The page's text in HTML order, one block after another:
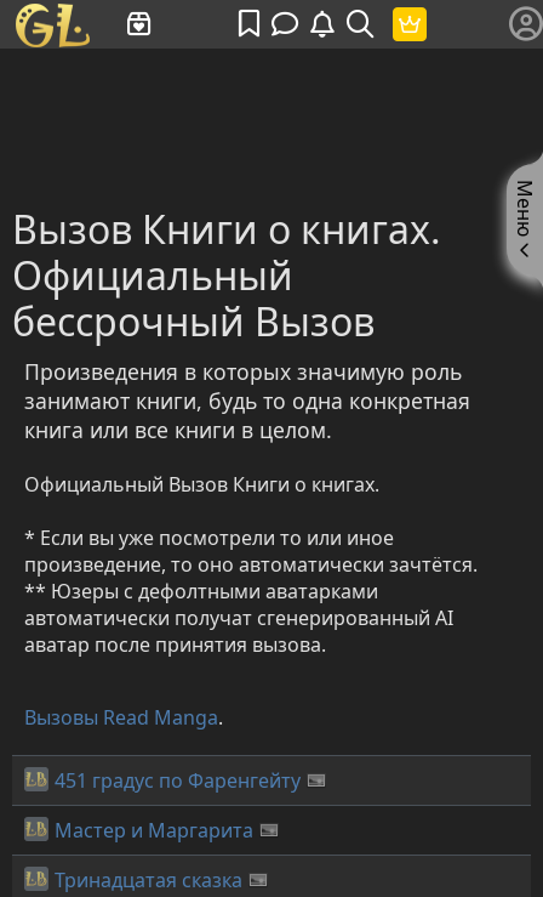
Вызов Книги о книгах.
Официальный
бессрочный Вызов
Произведения в которых значимую роль
занимают книги, будь то одна конкретная
книга или все книги в целом.
Официальный Вызов Книги о книгах.
* Если вы уже посмотрели то или иное
произведение, то оно автоматически зачтётся.
** Юзеры с дефолтными аватарками
автоматически получат сгенерированный AI
аватар после принятия вызова.
Вызовы Read Manga.
451 градус по Фаренгейту
Мастер и Маргарита
Тринадцатая сказка
Меню